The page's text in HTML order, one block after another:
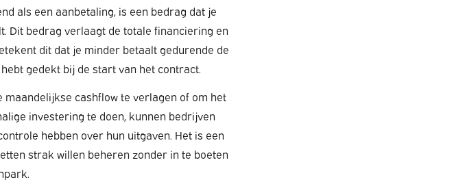
als een aanbetaling, is een bedrag dat je
Dit bedrag verlaagt de totale financiering en
dit dat je minder betaalt gedurende de
gedekt bij de start van het contract.
cashflow te verlagen of om het
investering te doen, kunnen bedrijven
hebben over hun uitgaven. Het is een
strak willen beheren zonder in te boeten